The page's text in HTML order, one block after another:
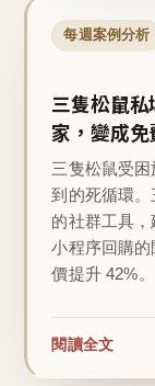
每週案例分析
三隻松鼠
家，變成免
三隻松鼠受
到的死循環
的社群工具，
小程序回購
價提升 42%。
閱讀全文